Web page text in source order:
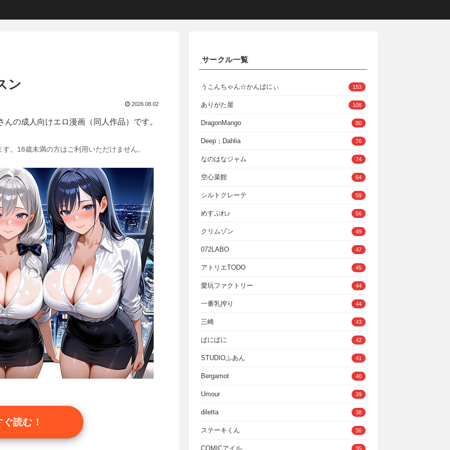
ン
2026.08.02
んの成人向けエロ漫画（同人作品）です。
。18歳未満の方はご利用いただけません。
ぐ読む！
サークル一覧
うこんちゃん☆かんぱにぃ 153
ありがた屋 108
DragonMango 80
Deep；Dahlia 76
なのはなジャム 74
空心菜館 64
シルトクレーテ 59
めすぷれ♪ 56
クリムゾン 49
072LABO 47
アトリエTODO 45
愛玩ファクトリー 44
一番乳搾り 44
三崎 43
ぱにぱに 42
STUDIOふあん 41
Bergamot 40
Umour 39
diletta 38
ステーキくん 36
COMICアイル 35